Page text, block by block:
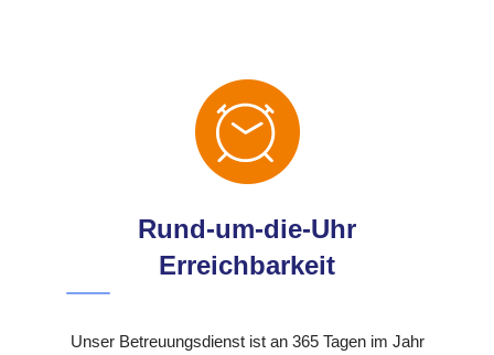
Rund-um-die-Uhr
Erreichbarkeit
Unser Betreuungsdienst ist an 365 Tagen im Jahr